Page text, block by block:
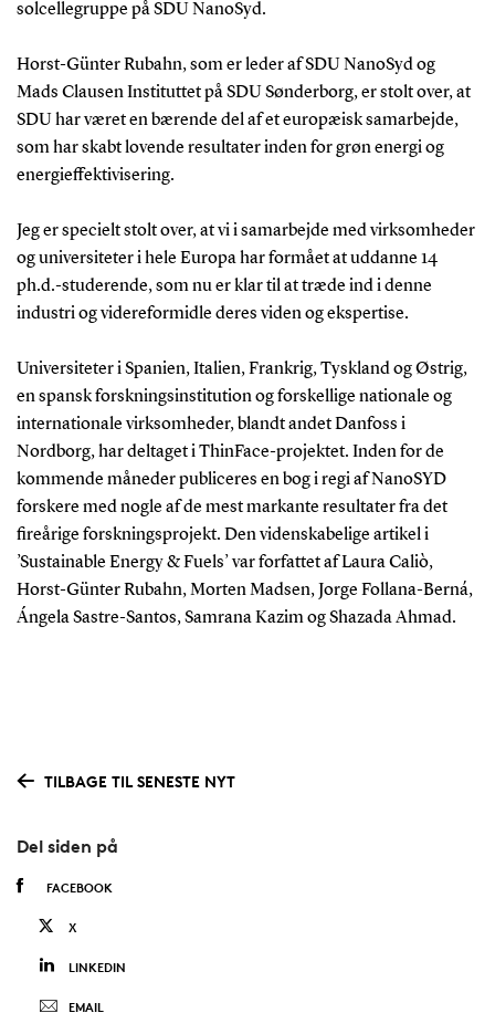
solcellegruppe på SDU NanoSyd.
Horst-Günter Rubahn, som er leder af SDU NanoSyd og
Mads Clausen Instituttet på SDU Sønderborg, er stolt over, at
SDU har været en bærende del af et europæisk samarbejde,
som har skabt lovende resultater inden for grøn energi og
energieffektivisering.
Jeg er specielt stolt over, at vi i samarbejde med virksomheder
og universiteter i hele Europa har formået at uddanne 14
ph.d.-studerende, som nu er klar til at træde ind i denne
industri og videreformidle deres viden og ekspertise.
Universiteter i Spanien, Italien, Frankrig, Tyskland og Østrig,
en spansk forskningsinstitution og forskellige nationale og
internationale virksomheder, blandt andet Danfoss i
Nordborg, har deltaget i ThinFace-projektet. Inden for de
kommende måneder publiceres en bog i regi af NanoSYD
forskere med nogle af de mest markante resultater fra det
fireårige forskningsprojekt. Den videnskabelige artikel i
’Sustainable Energy & Fuels’ var forfattet af Laura Caliò,
Horst-Günter Rubahn, Morten Madsen, Jorge Follana-Berná,
Ángela Sastre-Santos, Samrana Kazim og Shazada Ahmad.
TILBAGE TIL SENESTE NYT
Del siden på
FACEBOOK
X
LINKEDIN
EMAIL